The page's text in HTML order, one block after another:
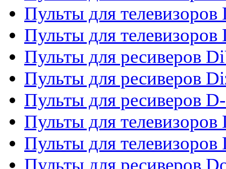
Пульты для
Пульты для телевизоров
Пульты для ресиверов
Пульты для ресиверов
Пульты для ресиверов
Пульты для телевизоров
Пульты для